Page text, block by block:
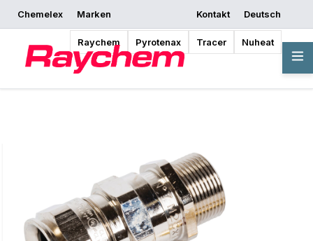
Chemelex Marken
Raychem Pyrotenax Tracer Nuheat
Kontakt
Deutsch
Angebot anfordern
Bezugsquellen
Mit dem Entwerfen
Übersicht